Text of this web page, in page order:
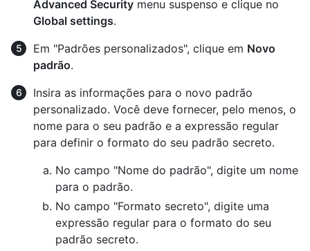
Advanced Security menu suspenso e clique no
Global settings.
Em "Padrões personalizados", clique em Novo
padrão.
Insira as informações para o novo padrão
personalizado. Você deve fornecer, pelo menos, o
nome para o seu padrão e a expressão regular
para definir o formato do seu padrão secreto.
No campo "Nome do padrão", digite um nome
para o padrão.
No campo "Formato secreto", digite uma
expressão regular para o formato do seu
padrão secreto.